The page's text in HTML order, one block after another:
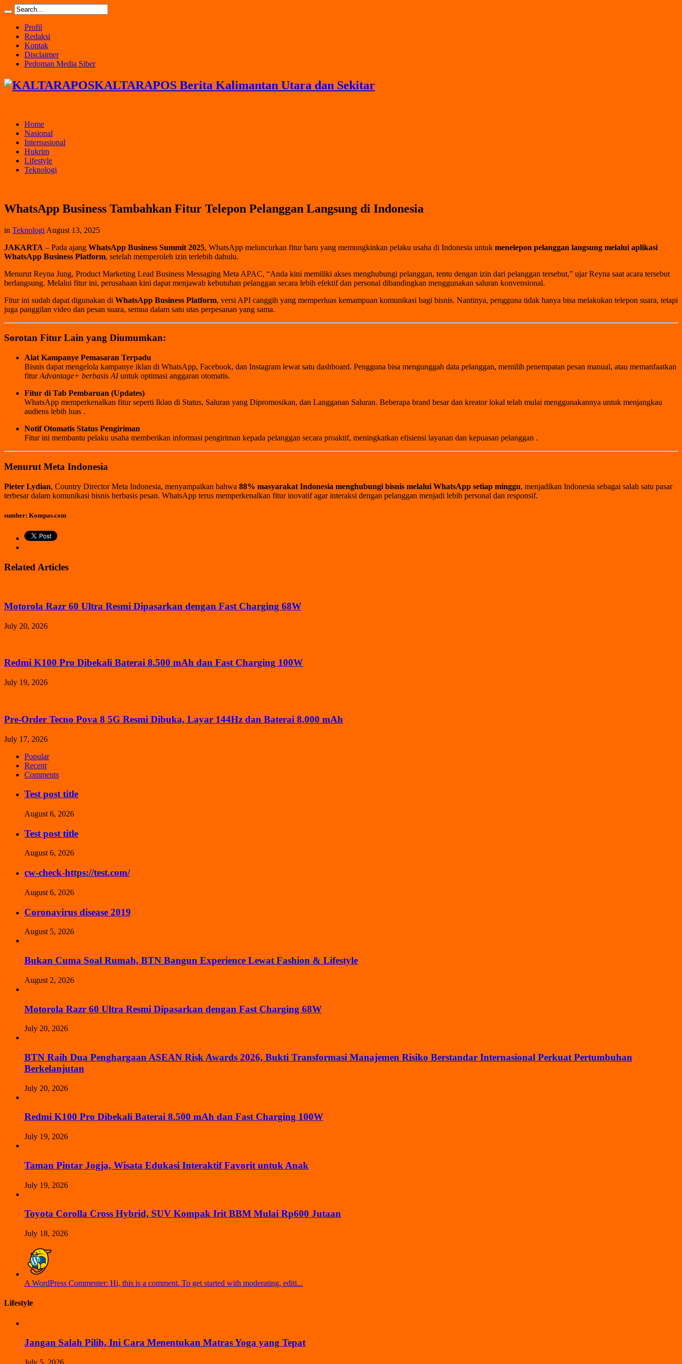
Profil
Redaksi
Kontak
Disclaimer
Pedoman Media Siber
KALTARAPOS Berita Kalimantan Utara dan Sekitar
Home
Nasional
Internasional
Hukrim
Lifestyle
Teknologi
WhatsApp Business Tambahkan Fitur Telepon Pelanggan Langsung di Indonesia
in Teknologi August 13, 2025
JAKARTA – Pada ajang WhatsApp Business Summit 2025, WhatsApp meluncurkan fitur baru yang memungkinkan pelaku usaha di Indonesia untuk menelepon pelanggan langsung melalui aplikasi
WhatsApp Business Platform, setelah memperoleh izin terlebih dahulu.
Menurut Reyna Jung, Product Marketing Lead Business Messaging Meta APAC, “Anda kini memiliki akses menghubungi pelanggan, tentu dengan izin dari pelanggan tersebut,” ujar Reyna saat acara tersebut
berlangsung. Melalui fitur ini, perusahaan kini dapat menjawab kebutuhan pelanggan secara lebih efektif dan personal dibandingkan menggunakan saluran konvensional.
Fitur ini sudah dapat digunakan di WhatsApp Business Platform, versi API canggih yang memperluas kemampuan komunikasi bagi bisnis. Nantinya, pengguna tidak hanya bisa melakukan telepon suara, tetapi
juga panggilan video dan pesan suara, semua dalam satu utas perpesanan yang sama.
Sorotan Fitur Lain yang Diumumkan:
Alat Kampanye Pemasaran Terpadu
Bisnis dapat mengelola kampanye iklan di WhatsApp, Facebook, dan Instagram lewat satu dashboard. Pengguna bisa mengunggah data pelanggan, memilih penempatan pesan manual, atau memanfaatkan
fiturAdvantage+ berbasis AIuntuk optimasi anggaran otomatis.
Fitur di Tab Pembaruan (Updates)
WhatsApp memperkenalkan fitur seperti Iklan di Status, Saluran yang Dipromosikan, dan Langganan Saluran. Beberapa brand besar dan kreator lokal telah mulai menggunakannya untuk menjangkau
audiens lebih luas .
Notif Otomatis Status Pengiriman
Fitur ini membantu pelaku usaha memberikan informasi pengiriman kepada pelanggan secara proaktif, meningkatkan efisiensi layanan dan kepuasan pelanggan .
Menurut Meta Indonesia
Pieter Lydian, Country Director Meta Indonesia, menyampaikan bahwa 88% masyarakat Indonesia menghubungi bisnis melalui WhatsApp setiap minggu, menjadikan Indonesia sebagai salah satu pasar
terbesar dalam komunikasi bisnis berbasis pesan. WhatsApp terus memperkenalkan fitur inovatif agar interaksi dengan pelanggan menjadi lebih personal dan responsif.
sumber: Kompas.com
Related Articles
Motorola Razr 60 Ultra Resmi Dipasarkan dengan Fast Charging 68W
July 20, 2026
Redmi K100 Pro Dibekali Baterai 8.500 mAh dan Fast Charging 100W
July 19, 2026
Pre-Order Tecno Pova 8 5G Resmi Dibuka, Layar 144Hz dan Baterai 8.000 mAh
July 17, 2026
Popular
Recent
Comments
Test post title
August 6, 2026
Test post title
August 6, 2026
cw-check-https://test.com/
August 6, 2026
Coronavirus disease 2019
August 5, 2026
Bukan Cuma Soal Rumah, BTN Bangun Experience Lewat Fashion & Lifestyle
August 2, 2026
Motorola Razr 60 Ultra Resmi Dipasarkan dengan Fast Charging 68W
July 20, 2026
BTN Raih Dua Penghargaan ASEAN Risk Awards 2026, Bukti Transformasi Manajemen Risiko Berstandar Internasional Perkuat Pertumbuhan
Berkelanjutan
July 20, 2026
Redmi K100 Pro Dibekali Baterai 8.500 mAh dan Fast Charging 100W
July 19, 2026
Taman Pintar Jogja, Wisata Edukasi Interaktif Favorit untuk Anak
July 19, 2026
Toyota Corolla Cross Hybrid, SUV Kompak Irit BBM Mulai Rp600 Jutaan
July 18, 2026
A WordPress Commenter: Hi, this is a comment. To get started with moderating, editi...
Lifestyle
Jangan Salah Pilih, Ini Cara Menentukan Matras Yoga yang Tepat
July 5, 2026